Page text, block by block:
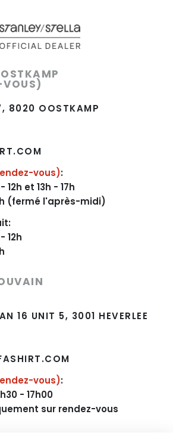
VOUS)
8020 OOSTKAMP
vous):
et 13h - 17h
(fermé l'après-midi)
12h
16 UNIT 5, 3001 HEVERLEE
vous):
- 17h00
sur rendez-vous